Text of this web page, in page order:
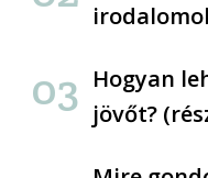
Hogyan
jövőt?